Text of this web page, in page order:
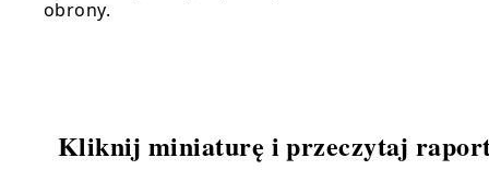
obrony.
Kliknij miniaturę i przeczytaj